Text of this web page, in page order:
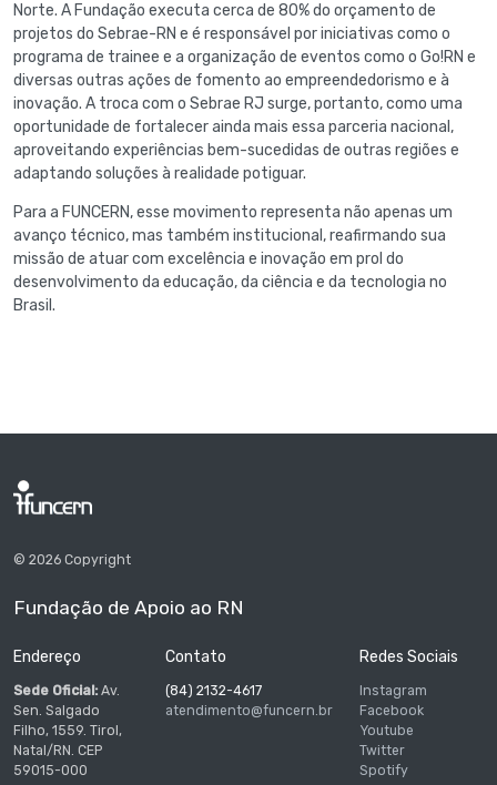
Norte. A Fundação executa cerca de 80% do orçamento de
projetos do Sebrae-RN e é responsável por iniciativas como o
programa de trainee e a organização de eventos como o Go!RN e
diversas outras ações de fomento ao empreendedorismo e à
inovação. A troca com o Sebrae RJ surge, portanto, como uma
oportunidade de fortalecer ainda mais essa parceria nacional,
aproveitando experiências bem-sucedidas de outras regiões e
adaptando soluções à realidade potiguar.
Para a FUNCERN, esse movimento representa não apenas um
avanço técnico, mas também institucional, reafirmando sua
missão de atuar com excelência e inovação em prol do
desenvolvimento da educação, da ciência e da tecnologia no
Brasil.
© 2026 Copyright
Fundação de Apoio ao RN
Endereço
Sede Oficial: Av.
Sen. Salgado
Filho, 1559. Tirol,
Natal/RN. CEP
59015-000
Contato
(84) 2132-4617
atendimento@funcern.br
Redes Sociais
Instagram
Facebook
Youtube
Twitter
Spotify